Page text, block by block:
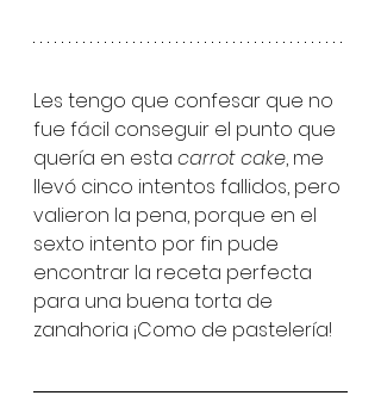
Les tengo que confesar que no
fue fácil conseguir el punto que
quería en esta carrot cake, me
llevó cinco intentos fallidos, pero
valieron la pena, porque en el
sexto intento por fin pude
encontrar la receta perfecta
para una buena torta de
zanahoria ¡Como de pastelería!